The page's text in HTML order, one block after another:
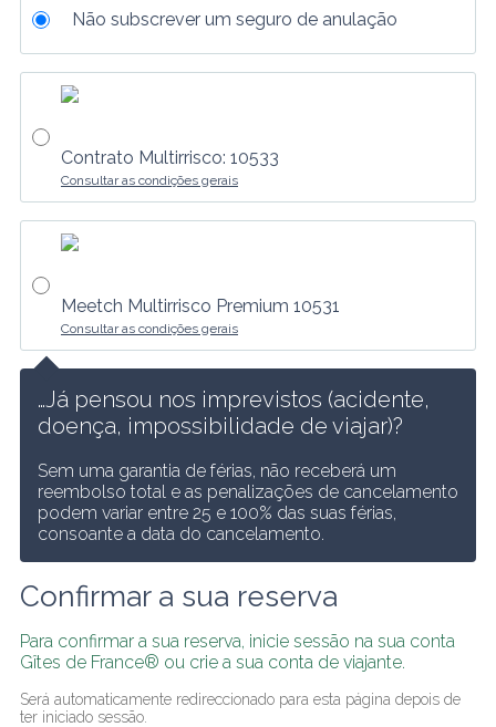
Não subscrever um seguro de anulação
Contrato Multirrisco: 10533
Consultar as condições gerais
Meetch Multirrisco Premium 10531
Consultar as condições gerais
…Já pensou nos imprevistos (acidente,
doença, impossibilidade de viajar)?
Sem uma garantia de férias, não receberá um
reembolso total e as penalizações de cancelamento
podem variar entre 25 e 100% das suas férias,
consoante a data do cancelamento.
Confirmar a sua reserva
Para confirmar a sua reserva, inicie sessão na sua conta
Gîtes de France® ou crie a sua conta de viajante.
Será automaticamente redireccionado para esta página depois de
ter iniciado sessão.